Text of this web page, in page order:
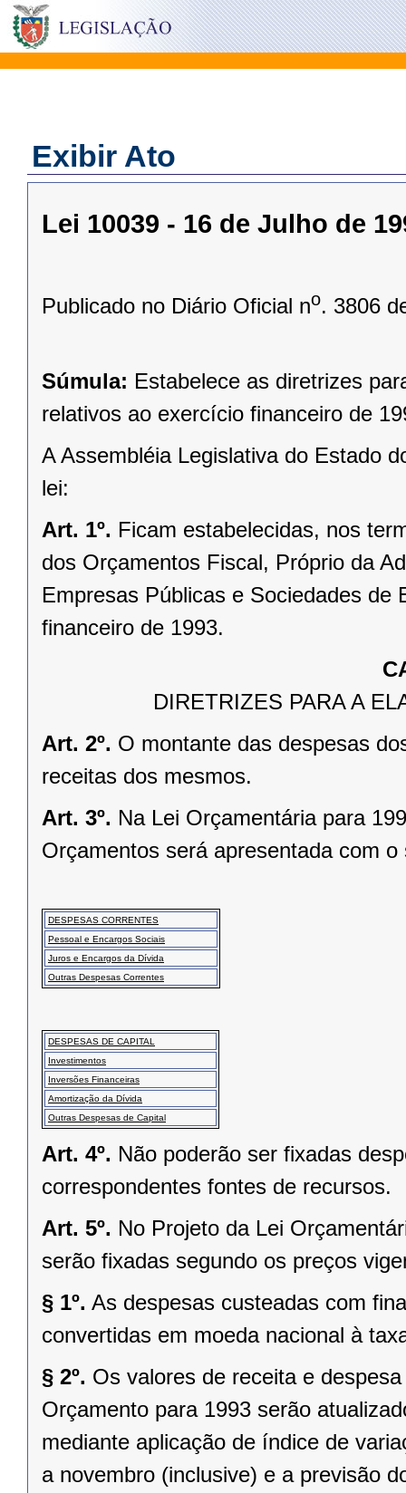
Exibir Ato
Lei 10039 - 16 de Julho de
Publicado no Diário Oficial no. 3806
Súmula: Estabelece as diretrizes
relativos ao exercício financeiro de
A Assembléia Legislativa do Estado
lei:
Art. 1º. Ficam estabelecidas, nos
dos Orçamentos Fiscal, Próprio da
Empresas Públicas e Sociedades
financeiro de 1993.
DIRETRIZES PARA A
Art. 2º. O montante das despesas
receitas dos mesmos.
Art. 3º. Na Lei Orçamentária para
Orçamentos será apresentada com
DESPESAS CORRENTES
Pessoal e Encargos Sociais
Juros e Encargos da Dívida
Outras Despesas Correntes
DESPESAS DE CAPITAL
Investimentos
Inversões Financeiras
Amortização da Dívida
Outras Despesas de Capital
Art. 4º. Não poderão ser fixadas
correspondentes fontes de recursos.
Art. 5º. No Projeto da Lei
serão fixadas segundo os preços
§ 1º. As despesas custeadas com
convertidas em moeda nacional à
§ 2º. Os valores de receita e
Orçamento para 1993 serão
mediante aplicação de índice de
a novembro (inclusive) e a previsão